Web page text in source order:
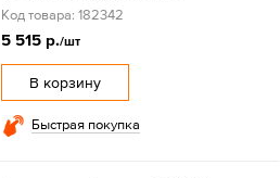
Код товара: 182342
5 515 р./шт
В корзину
Быстрая покупка